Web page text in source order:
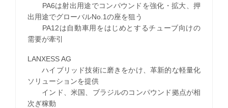
PA6は射出用途でコンパウンドを強化・拡大、押
出用途でグローバルNo.1の座を狙う
PA12は自動車用をはじめとするチューブ向けの
需要が牽引
LANXESS AG
ハイブリッド技術に磨きをかけ、革新的な軽量化
ソリューションを提供
インド、米国、ブラジルのコンパウンド拠点が相
次ぎ稼動